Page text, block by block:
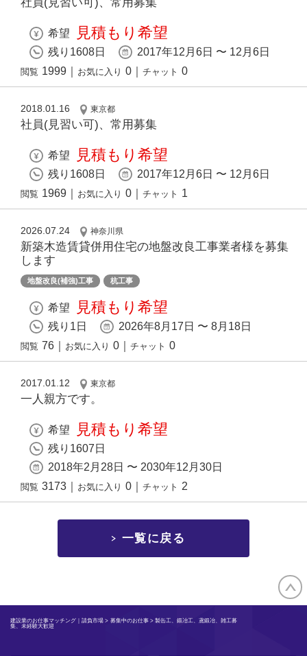
社員(見習い可)、常用募集
希望 見積もり希望
残り1608日 2017年12月6日 〜 12月6日
閲覧 1999 お気に入り 0 チャット 0
2018.01.16 東京都
社員(見習い可)、常用募集
希望 見積もり希望
残り1608日 2017年12月6日 〜 12月6日
閲覧 1969 お気に入り 0 チャット 1
2026.07.24 神奈川県
新築木造賃貸併用住宅の地盤改良工事業者様を募集
します
地盤改良(補強)工事 杭工事
希望 見積もり希望
残り1日 2026年8月17日 〜 8月18日
閲覧 76 お気に入り 0 チャット 0
2017.01.12 東京都
一人親方です。
希望 見積もり希望
残り1607日
2018年2月28日 〜 2030年12月30日
閲覧 3173 お気に入り 0 チャット 2
一覧に戻る
建設業のお仕事マッチング｜請負市場 > 募集中のお仕事> 製缶工、鍛冶工、鳶鍛冶、雑工募
集、未経験大歓迎